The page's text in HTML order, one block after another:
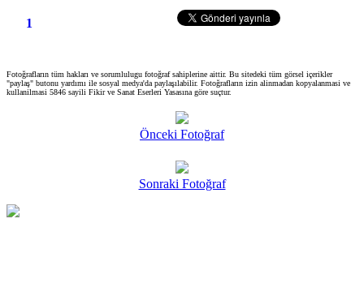
1
Fotoğrafların tüm hakları ve sorumlulugu fotoğraf sahiplerine aittir. Bu sitedeki tüm görsel içerikler
"paylaş" butonu yardımı ile sosyal medya'da paylaşılabilir. Fotoğrafların izin alinmadan kopyalanmasi ve
kullanilmasi 5846 sayili Fikir ve Sanat Eserleri Yasasına göre suçtur.
Önceki Fotoğraf
Sonraki Fotoğraf